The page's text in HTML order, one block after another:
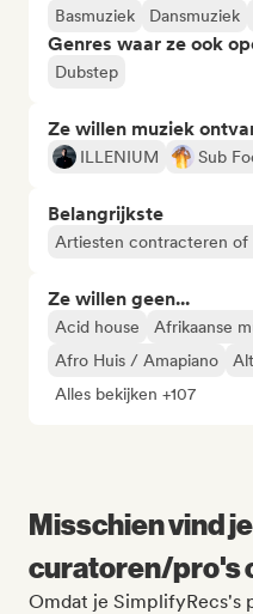
Basmuziek Dansmuziek
Genres waar ze ook
Dubstep
Ze willen muziek
ILLENIUM Sub
Belangrijkste
Artiesten contracteren of
Ze willen geen...
Acid house Afrikaanse
Afro Huis / Amapiano
Alles bekijken +107
Misschien vind
curatoren/pro's
Omdat je SimplifyRecs's